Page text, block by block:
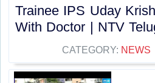
Trainee IPS Uday
With Doctor | NTV
CATEGORY: NEWS